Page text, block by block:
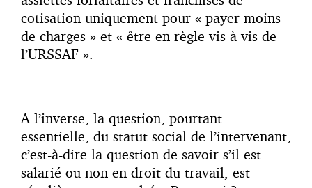
cotisation uniquement pour « payer moins
de charges » et « être en règle vis-à-vis de
l’URSSAF ».
A l’inverse, la question, pourtant
essentielle, du statut social de l’intervenant,
c’est-à-dire la question de savoir s’il est
salarié ou non en droit du travail, est